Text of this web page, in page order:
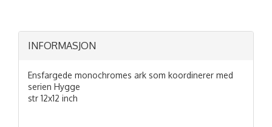
INFORMASJON
Ensfargede monochromes ark som koordinerer med
serien Hygge
str 12x12 inch